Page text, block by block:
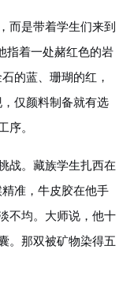
而是带着学生们来到
指着一处赭红色的岩
的蓝、珊瑚的红，
仅颜料制备就有选
。
战。藏族学生扎西在
准，牛皮胶在他手
不均。大师说，他十
。那双被矿物染得五